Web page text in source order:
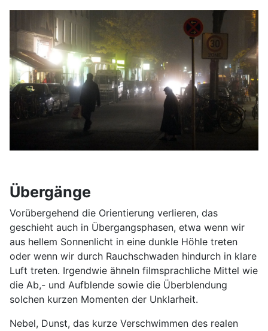
Übergänge
Vorübergehend die Orientierung verlieren, das
geschieht auch in Übergangsphasen, etwa wenn wir
aus hellem Sonnenlicht in eine dunkle Höhle treten
oder wenn wir durch Rauchschwaden hindurch in klare
Luft treten. Irgendwie ähneln filmsprachliche Mittel wie
die Ab,- und Aufblende sowie die Überblendung
solchen kurzen Momenten der Unklarheit.
Nebel, Dunst, das kurze Verschwimmen des realen